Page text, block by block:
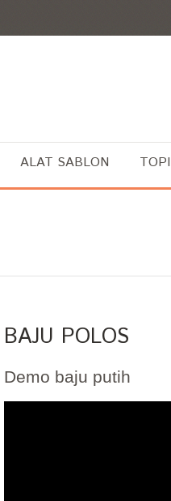
ALAT SABLON TOPI
BAJU POLOS
Demo baju putih